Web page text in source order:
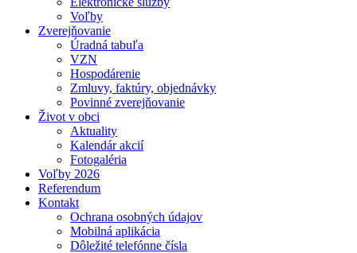
Voľby
Zverejňovanie
Úradná tabuľa
VZN
Hospodárenie
Zmluvy, faktúry, objednávky
Povinné zverejňovanie
Život v obci
Aktuality
Kalendár akcií
Fotogaléria
Voľby 2026
Referendum
Kontakt
Ochrana osobných údajov
Mobilná aplikácia
Dôležité telefónne čísla